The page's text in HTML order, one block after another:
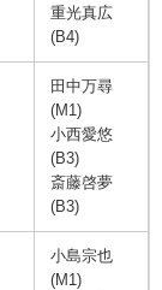
重光真広
(B4)
田中万尋
(M1)
小西愛悠
(B3)
斎藤啓夢
(B3)
小島宗也
(M1)